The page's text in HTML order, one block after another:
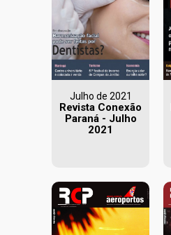
Julho de 2021
Revista Conexão
Paraná - Julho
2021